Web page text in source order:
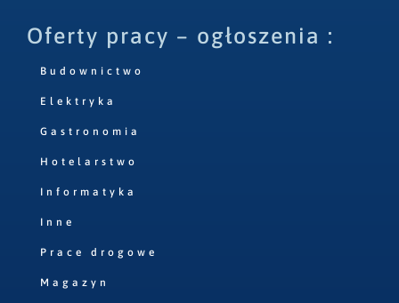
Oferty pracy – ogłoszenia :
Budownictwo
Elektryka
Gastronomia
Hotelarstwo
Informatyka
Inne
Prace drogowe
Magazyn